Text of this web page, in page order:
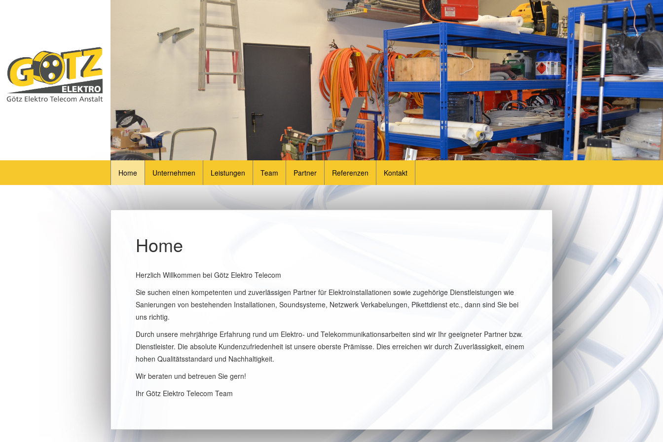
Home Unternehmen Leistungen Team Partner Referenzen Kontakt
Home
Herzlich Willkommen bei Götz Elektro Telecom
Sie suchen einen kompetenten und zuverlässigen Partner für Elektroinstallationen sowie zugehörige Dienstleistungen wie
Sanierungen von bestehenden Installationen, Soundsysteme, Netzwerk Verkabelungen, Pikettdienst etc., dann sind Sie bei
uns richtig.
Durch unsere mehrjährige Erfahrung rund um Elektro- und Telekommunikationsarbeiten sind wir Ihr geeigneter Partner bzw.
Dienstleister. Die absolute Kundenzufriedenheit ist unsere oberste Prämisse. Dies erreichen wir durch Zuverlässigkeit, einem
hohen Qualitätsstandard und Nachhaltigkeit.
Wir beraten und betreuen Sie gern!
Ihr Götz Elektro Telecom Team